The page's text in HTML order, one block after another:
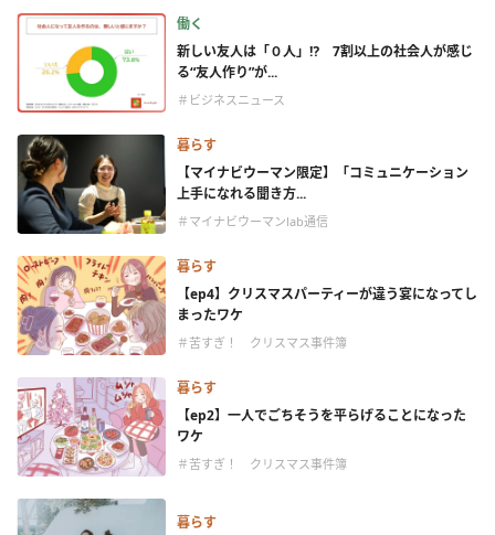
働く
新しい友人は「０人」⁉ 7割以上の社会人が感じ
る“友人作り”が...
＃ビジネスニュース
暮らす
【マイナビウーマン限定】「コミュニケーション
上手になれる聞き方...
＃マイナビウーマンlab通信
暮らす
【ep4】クリスマスパーティーが違う宴になってし
まったワケ
＃苦すぎ！ クリスマス事件簿
暮らす
【ep2】一人でごちそうを平らげることになった
ワケ
＃苦すぎ！ クリスマス事件簿
暮らす